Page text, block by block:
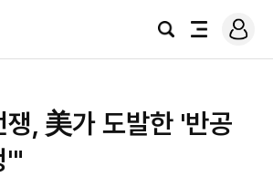
검
전
로
그
, 美가 도발한 '반공
'"